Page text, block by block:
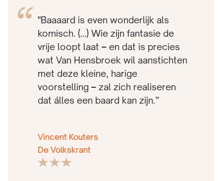
"Baaaard is even wonderlijk als
komisch. (...) Wie zijn fantasie de
vrije loopt laat – en dat is precies
wat Van Hensbroek wil aanstichten
met deze kleine, harige
voorstelling – zal zich realiseren
dat álles een baard kan zijn.”
Vincent Kouters
De Volkskrant